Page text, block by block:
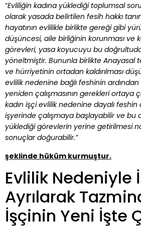
“Evliliğin kadına yüklediği toplumsal
olarak yasada belirtilen fesih hakkı
hayatının evlilikle birlikte gereği gibi
düşüncesi, aile birliğinin korunması ve
görevleri, yasa koyucuyu bu
yöneltmiştir. Bununla birlikte Anayasal
ve hürriyetinin ortadan kaldırılması
evlilik nedenine bağlı feshinin ardından
yeniden çalışmasının gerekleri ortaya
kadın işçi evlilik nedenine dayalı feshin
işyerinde çalışmaya başlayabilir ve bu
yüklediği görevlerin yerine getirilmesi
sonuçlar doğurabilir.”
şeklinde hüküm kurmuştur.
Evlilik Nedeniyle
Ayrılarak
İşçinin Yeni İşte